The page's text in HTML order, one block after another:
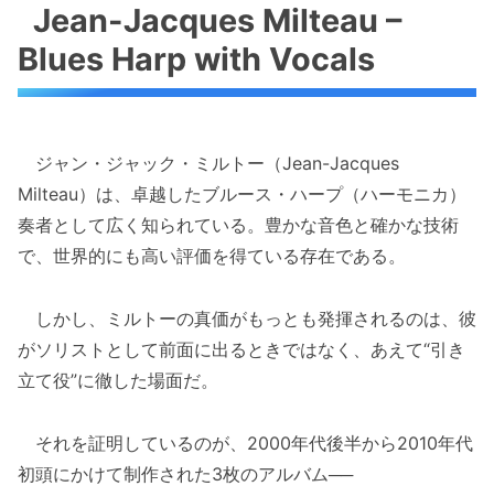
Jean-Jacques Milteau –
Blues Harp with Vocals
ジャン・ジャック・ミルトー（Jean-Jacques
Milteau）は、卓越したブルース・ハープ（ハーモニカ）
奏者として広く知られている。豊かな音色と確かな技術
で、世界的にも高い評価を得ている存在である。
しかし、ミルトーの真価がもっとも発揮されるのは、彼
がソリストとして前面に出るときではなく、あえて“引き
立て役”に徹した場面だ。
それを証明しているのが、2000年代後半から2010年代
初頭にかけて制作された3枚のアルバム──